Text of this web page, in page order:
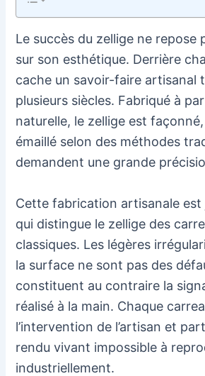
Le succès du zellige ne repose
sur son esthétique. Derrière
cache un savoir-faire artisanal
plusieurs siècles. Fabriqué à
naturelle, le zellige est
émaillé selon des méthodes
demandent une grande
Cette fabrication artisanale
qui distingue le zellige des
classiques. Les légères
la surface ne sont pas des
constituent au contraire la
réalisé à la main. Chaque
l’intervention de l’artisan et
rendu vivant impossible à
industriellement.